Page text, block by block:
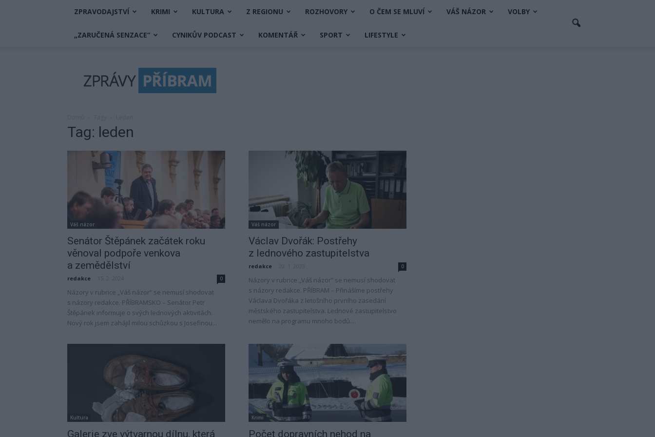
ZPRAVODAJSTVÍ KRIMI KULTURA Z REGIONU ROZHOVORY O ČEM SE MLUVÍ VÁŠ NÁZOR VOLBY
„ZARUČENÁ SENZACE“ CYNIKŮV PODCAST KOMENTÁŘ SPORT LIFESTYLE
Příbram
Tag: leden
Váš názor
Senátor Štěpánek začátek roku
věnoval podpoře venkova
a zemědělství
redakce 0
Názory v rubrice „Váš názor“ se nemusí shodovat
s názory redakce. PŘÍBRAMSKO – Senátor Petr
Štěpánek informuje o svých lednových aktivitách.
Nový rok jsem zahájil milou schůzkou s Josefinou...
Váš názor
Václav Dvořák: Postřehy
z lednového zastupitelstva
redakce 0
Názory v rubrice „Váš názor“ se nemusí shodovat
s názory redakce. PŘÍBRAM – Přinášíme postřehy
Václava Dvořáka z letošního prvního zasedání
městského zastupitelstva. Lednové zastupitelstvo
nemělo na programu mnoho bodů....
Kultura
Galerie zve výtvarnou dílnu, která
Krimi
Počet dopravních nehod na